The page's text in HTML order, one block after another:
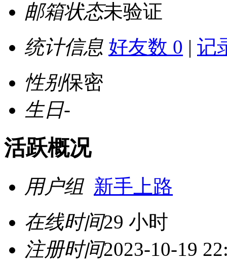
邮箱状态未验证
统计信息 好友数 0 | 记
性别保密
生日-
活跃概况
用户组 新手上路
在线时间29 小时
注册时间2023-10-19